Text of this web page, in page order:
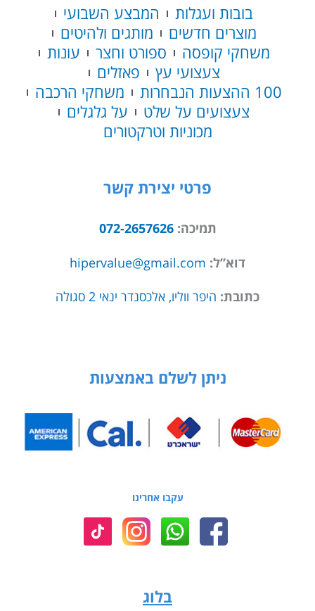
בובות ועגלות
המבצע השבועי
מוצרים חדשים
מותגים ולהיטים
משחקי קופסה
ספורט וחצר
עונות
צעצועי עץ
פאזלים
100 ההצעות הנבחרות
משחקי הרכבה
צעצועים על שלט
על גלגלים
מכוניות וטרקטורים
פרטי יצירת קשר
תמיכה:072-2657626
דוא”ל: hipervalue@gmail.com
כתובת: היפר ווליו, אלכסנדר ינאי 2 סגולה
ניתן לשלם באמצעות
עקבו אחרינו
בלוג